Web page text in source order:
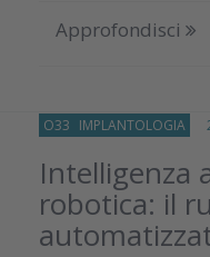
Approfondisci
O33 IMPLANTOLOGIA
Intelligenza
robotica: il